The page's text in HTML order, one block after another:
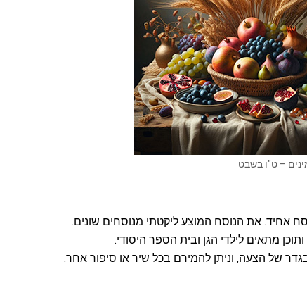
– ט"ו בשבט
אחיד. את הנוסח המוצע ליקטתי מנוסחים שונים.
מתאים לילדי הגן ובית הספר היסודי.
של הצעה, וניתן להמירם בכל שיר או סיפור אחר.